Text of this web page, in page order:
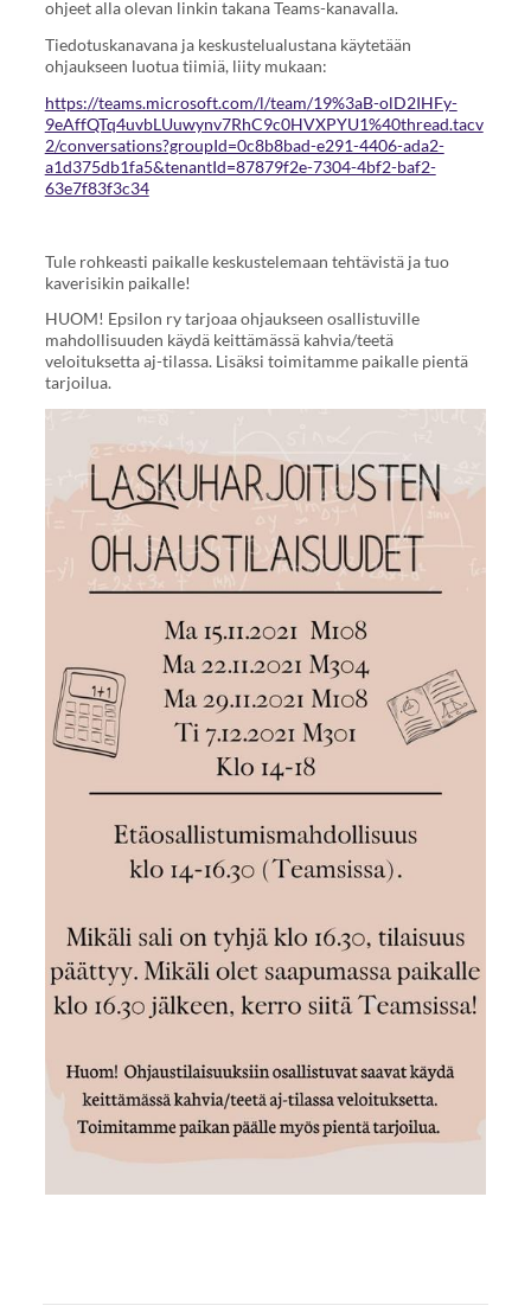
ohjeet alla olevan linkin takana Teams-kanavalla.
Tiedotuskanavana ja keskustelualustana käytetään
ohjaukseen luotua tiimiä, liity mukaan:
https://teams.microsoft.com/l/team/19%3aB-olD2IHFy-
9eAffQTq4uvbLUuwynv7RhC9c0HVXPYU1%40thread.tacv
2/conversations?groupId=0c8b8bad-e291-4406-ada2-
a1d375db1fa5&tenantId=87879f2e-7304-4bf2-baf2-
63e7f83f3c34
Tule rohkeasti paikalle keskustelemaan tehtävistä ja tuo
kaverisikin paikalle!
HUOM! Epsilon ry tarjoaa ohjaukseen osallistuville
mahdollisuuden käydä keittämässä kahvia/teetä
veloituksetta aj-tilassa. Lisäksi toimitamme paikalle pientä
tarjoilua.